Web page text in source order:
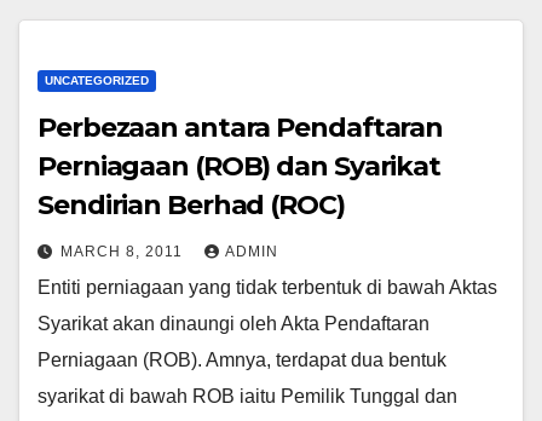
UNCATEGORIZED
Perbezaan antara Pendaftaran
Perniagaan (ROB) dan Syarikat
Sendirian Berhad (ROC)
MARCH 8, 2011 ADMIN
Entiti perniagaan yang tidak terbentuk di bawah Aktas
Syarikat akan dinaungi oleh Akta Pendaftaran
Perniagaan (ROB). Amnya, terdapat dua bentuk
syarikat di bawah ROB iaitu Pemilik Tunggal dan